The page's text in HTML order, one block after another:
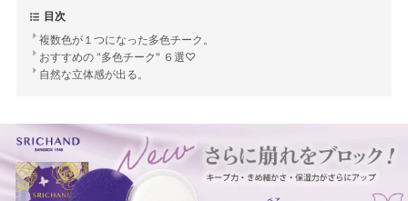
目次
複数色が１つになった多色チーク。
おすすめの "多色チーク" ６選♡
自然な立体感が出る。